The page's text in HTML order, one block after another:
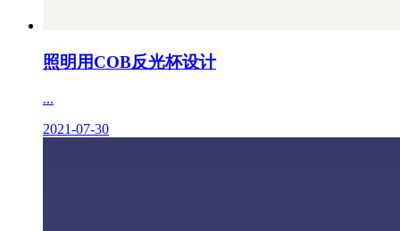
照明用COB反光杯设计
...
2021-07-30